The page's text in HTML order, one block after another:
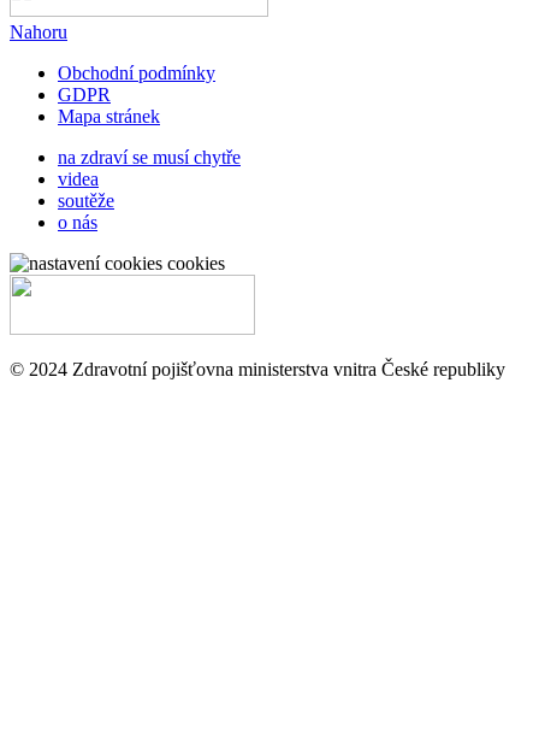
Nahoru
Obchodní podmínky
GDPR
Mapa stránek
na zdraví se musí chytře
videa
soutěže
o nás
cookies
© 2024 Zdravotní pojišťovna ministerstva vnitra České republiky